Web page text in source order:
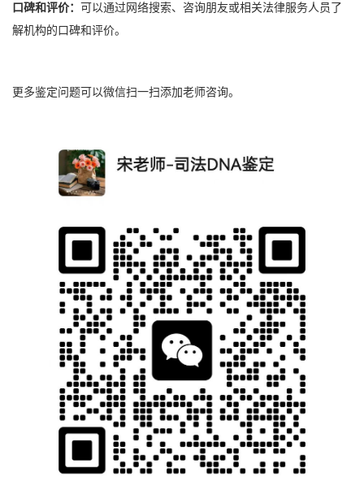
口碑和评价： 可以通过网络搜索、咨询朋友或相关法律服务人员了
解机构的口碑和评价。
更多鉴定问题可以微信扫一扫添加老师咨询。